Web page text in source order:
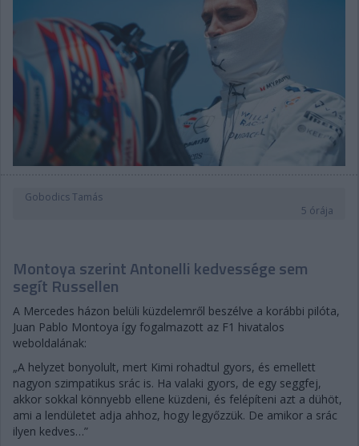
Gobodics Tamás
5 órája
Montoya szerint Antonelli kedvessége sem
segít Russellen
A Mercedes házon belüli küzdelemről beszélve a korábbi pilóta,
Juan Pablo Montoya így fogalmazott az F1 hivatalos
weboldalának:
„A helyzet bonyolult, mert Kimi rohadtul gyors, és emellett
nagyon szimpatikus srác is. Ha valaki gyors, de egy seggfej,
akkor sokkal könnyebb ellene küzdeni, és felépíteni azt a dühöt,
ami a lendületet adja ahhoz, hogy legyőzzük. De amikor a srác
ilyen kedves…”